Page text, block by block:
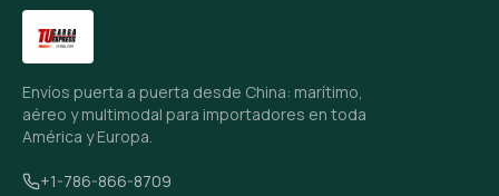
Envíos puerta a puerta desde China: marítimo,
aéreo y multimodal para importadores en toda
América y Europa.
+1-786-866-8709